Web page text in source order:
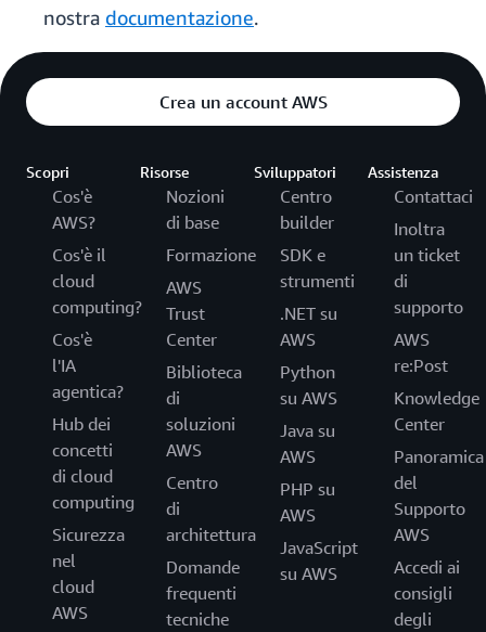
nostra documentazione.
Crea un account AWS
Scopri
Cos'è
AWS?
Cos'è il
cloud
computing?
Cos'è
l'IA
agentica?
Hub dei
concetti
di cloud
computing
Sicurezza
nel
cloud
AWS
Risorse
Nozioni
di base
Formazione
AWS
Trust
Center
Biblioteca
di
soluzioni
AWS
Centro
di
architettura
Domande
frequenti
tecniche
Sviluppatori
Centro
builder
SDK e
strumenti
.NET su
AWS
Python
su AWS
Java su
AWS
PHP su
AWS
JavaScript
su AWS
Assistenza
Contattaci
Inoltra
un ticket
di
supporto
AWS
re:Post
Knowledge
Center
Panoramica
del
Supporto
AWS
Accedi ai
consigli
degli